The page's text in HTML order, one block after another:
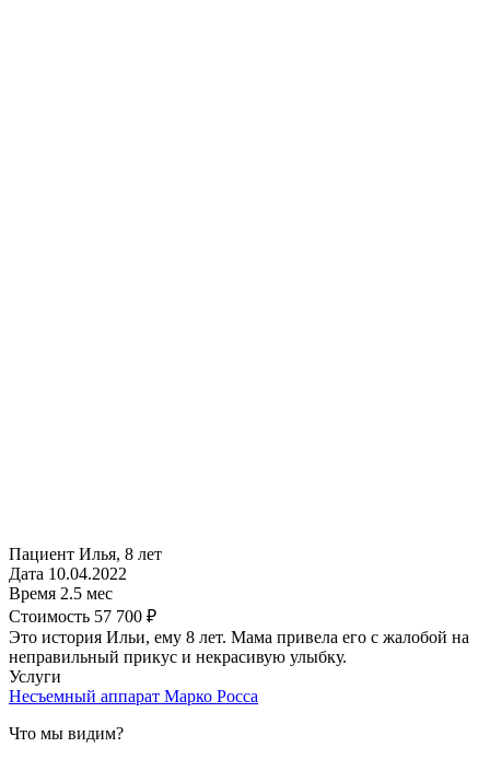
Пациент Илья, 8 лет
Дата 10.04.2022
Время 2.5 мес
Стоимость 57 700 ₽
Это история Ильи, ему 8 лет. Мама привела его с жалобой на
неправильный прикус и некрасивую улыбку.
Услуги
Несъемный аппарат Марко Росса
Что мы видим?